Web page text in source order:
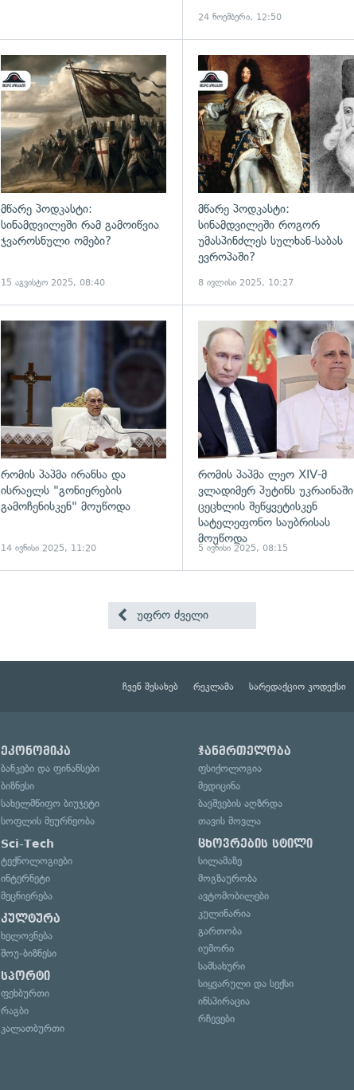
24 ნოემბერი, 12:50
გადახედვა
მწარე პოდკასტი:
სინამდვილეში რამ გამოიწვია
ჯვაროსნული ომები?
15 აგვისტო 2025, 08:40
მწარე პოდკასტი:
სინამდვილეში როგორ
უმასპინძლეს სულხან-საბას
ევროპაში?
8 ივლისი 2025, 10:27
გადახედვა
რომის პაპმა ირანსა და
ისრაელს "გონიერების
გამოჩენისკენ" მოუწოდა
14 ივნისი 2025, 11:20
რომის პაპმა ლეო XIV-მ
ვლადიმერ პუტინს უკრაინაში
ცეცხლის შეწყვეტისკენ
სატელეფონო საუბრისას
მოუწოდა
5 ივნისი 2025, 08:15
უფრო ძველი
ჩვენ შესახებ რეკლამა სარედაქციო კოდექსი
ეკონომიკა
ბანკები და ფინანსები
ბიზნესი
სახელმწიფო ბიუჯეტი
სოფლის მეურნეობა
Sci-Tech
ტექნოლოგიები
ინტერნეტი
მეცნიერება
კულტურა
ხელოვნება
შოუ-ბიზნესი
სპორტი
ფეხბურთი
რაგბი
კალათბურთი
ჯანმრთელობა
ფსიქოლოგია
მედიცინა
ბავშვების აღზრდა
თავის მოვლა
ცხოვრების სტილი
სილამაზე
მოგზაურობა
ავტომობილები
კულინარია
გართობა
იუმორი
სამსახური
სიყვარული და სექსი
ინსპირაცია
რჩევები